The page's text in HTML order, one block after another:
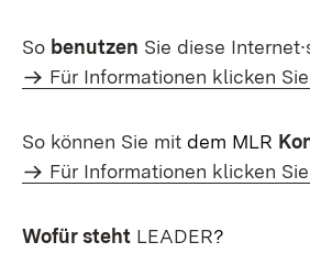
So benutzen Sie diese
Für Informationen klicken
So können Sie mit dem MLR
Für Informationen klicken
Wofür steht LEADER?